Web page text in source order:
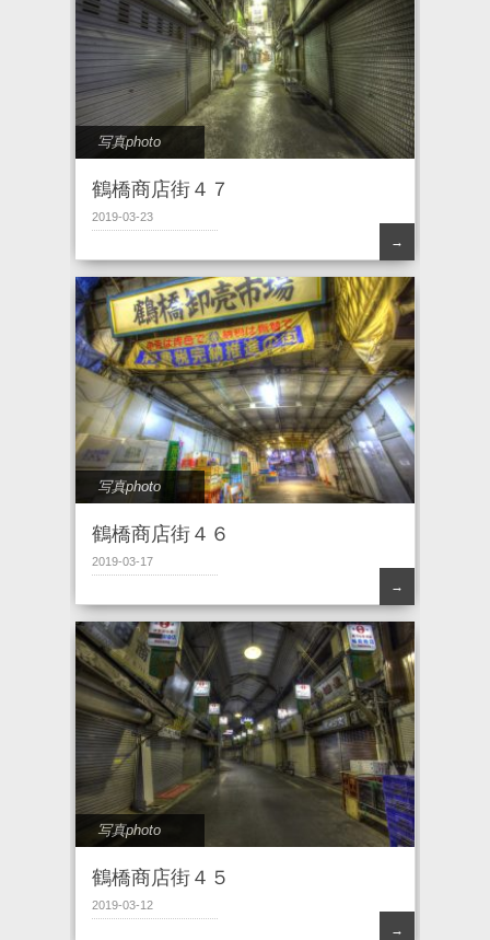
写真photo
鶴橋商店街４７
2019-03-23
→
写真photo
鶴橋商店街４６
2019-03-17
→
写真photo
鶴橋商店街４５
2019-03-12
→